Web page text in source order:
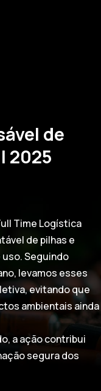
de
2025
Time Logística
de pilhas e
Seguindo
levamos esses
evitando que
ambientais ainda
a ação contribui
segura dos